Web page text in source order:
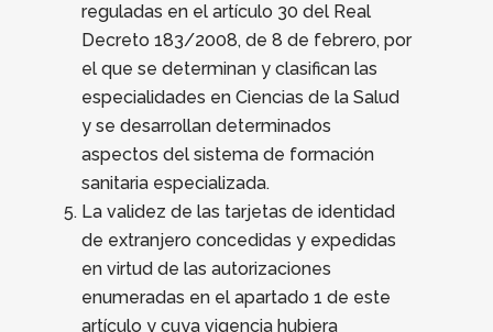
reguladas en el artí­culo 30 del Real
Decreto 183/2008, de 8 de febrero, por
el que se determinan y clasifican las
especialidades en Ciencias de la Salud
y se desarrollan determinados
aspectos del sistema de formación
sanitaria especializada.
La validez de las tarjetas de identidad
de extranjero concedidas y expedidas
en virtud de las autorizaciones
enumeradas en el apartado 1 de este
artí­culo y cuya vigencia hubiera